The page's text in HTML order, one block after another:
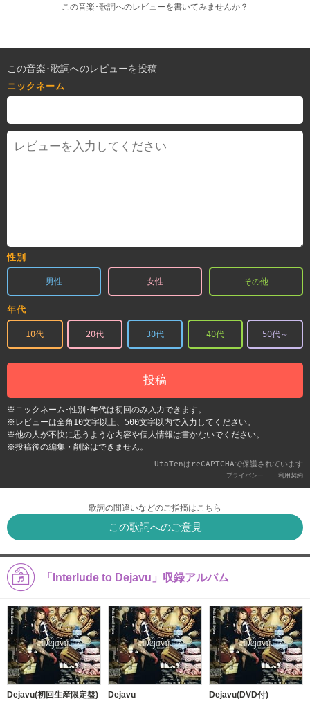
この音楽･歌詞へのレビューを書いてみませんか？
この音楽･歌詞へのレビューを投稿
ニックネーム
性別
男性 女性 その他
年代
10代 20代 30代 40代 50代～
投稿
※ニックネーム･性別･年代は初回のみ入力できます。
※レビューは全角10文字以上、500文字以内で入力してください。
※他の人が不快に思うような内容や個人情報は書かないでください。
※投稿後の編集・削除はできません。
UtaTenはreCAPTCHAで保護されています
プライバシー - 利用契約
歌詞の間違いなどのご指摘はこちら
この歌詞へのご意見
「Interlude to Dejavu」収録アルバム
Dejavu(初回生産限定盤)
Dejavu
Dejavu(DVD付)